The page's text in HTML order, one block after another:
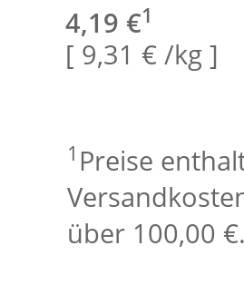
4,19 €1
[ 9,31 € /kg ]
1 Preise
über 100,00 €.